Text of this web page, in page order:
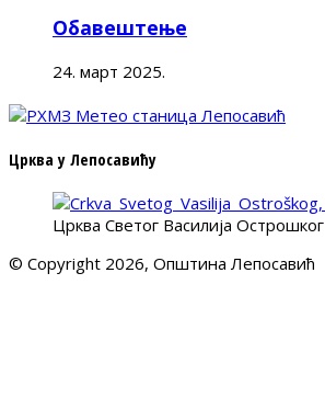
Обавештење
24. март 2025.
Црква у Лепосавићу
Црква Светог Василија Острошког
© Copyright 2026, Општина Лепосавић